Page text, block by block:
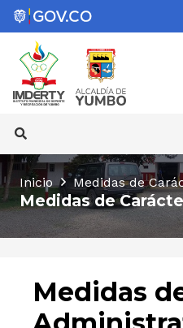
Inicio Medidas de
Medidas de
Medidas